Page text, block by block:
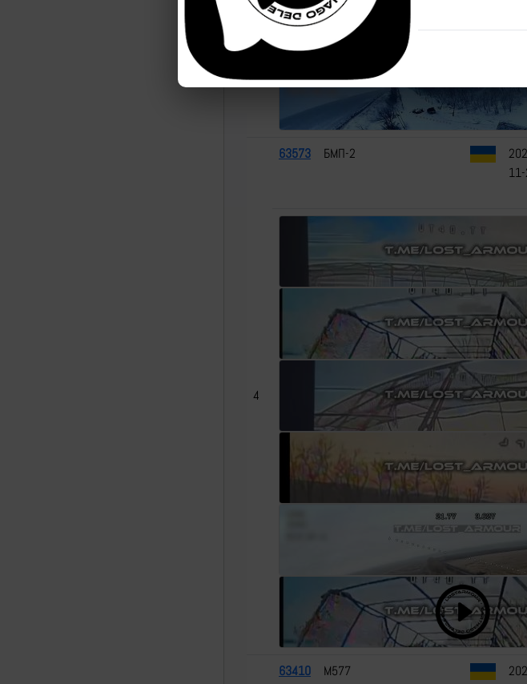
4
63573 БМП-2
63410 M577